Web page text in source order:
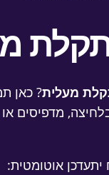
מעלית? כאן
אוטומטית: